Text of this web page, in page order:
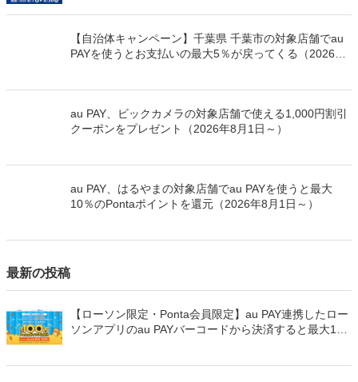
【自治体キャンペーン】千葉県 千葉市の対象店舗でau
PAYを使うとお支払いの最大5％が戻ってくる（2026年
au PAY、ビックカメラの対象店舗で使える1,000円割引
クーポンをプレゼント（2026年8月1日～）
au PAY、はるやまの対象店舗でau PAYを使うと最大
10％のPontaポイントを還元（2026年8月1日～）
最新の投稿
【ローソン限定・Ponta会員限定】au PAY連携したロー
ソンアプリのau PAYバーコードから決済すると最大100